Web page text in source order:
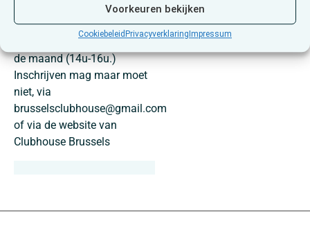
Voorkeuren bekijken
Cookiebeleid Privacyverklaring Impressum
6/08/26 -3/09/26 – 1/10/26
– 5/11/26 1 3/12/2026
Elke eerste donderdag van
de maand (14u-16u.)
Inschrijven mag maar moet
niet, via
brusselsclubhouse@gmail.com
of via de website van
Clubhouse Brussels